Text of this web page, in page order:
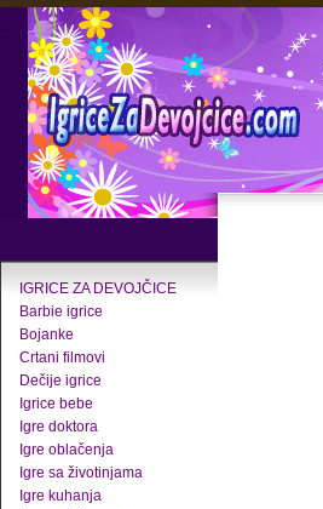
IGRICE ZA DEVOJČICE
Barbie igrice
Bojanke
Crtani filmovi
Dečije igrice
Igrice bebe
Igre doktora
Igre oblačenja
Igre sa životinjama
Igre kuhanja